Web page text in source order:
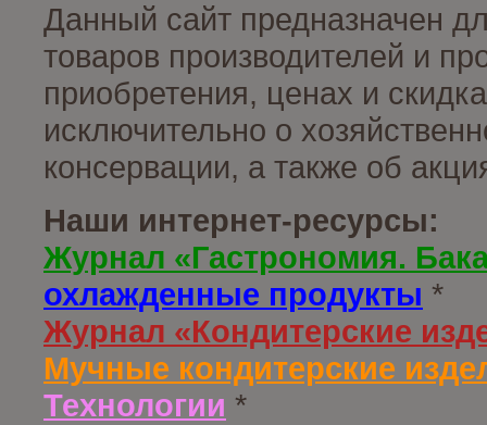
Данный сайт предназначен
товаров производителей и
приобретения, ценах и
исключительно о
консервации, а также об
Наши интернет-ресурсы:
Журнал «Гастрономия.
охлажденные продукты *
Журнал «Кондитерские
Мучные кондитерские
Технологии *